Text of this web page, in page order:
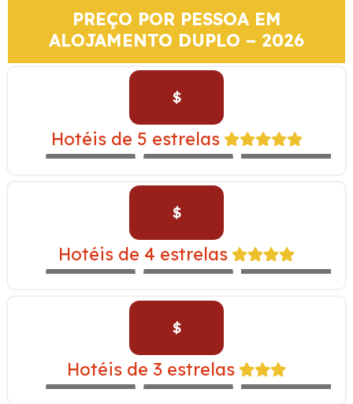
PREÇO POR PESSOA EM
ALOJAMENTO DUPLO – 2026
$
Hotéis de 5 estrelas
WESTIN LIBERTADOR
EXPEDITION
TRAIN
$
Hotéis de 4 estrelas
ALOFT NOVOTEL
EXPEDITION
TRAIN
$
Hotéis de 3 estrelas
IBIS SAN AGUSTÍN
EXPEDITION
TRAIN